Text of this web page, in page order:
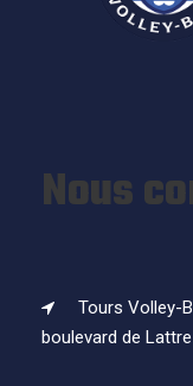
Nous
Tours Volley-
boulevard de